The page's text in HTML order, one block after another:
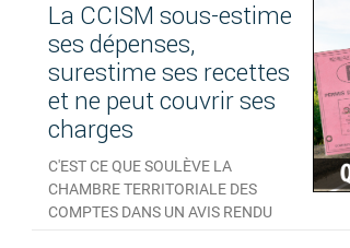
La CCISM sous-estime
ses dépenses,
surestime ses recettes
et ne peut couvrir ses
charges
C'EST CE QUE SOULÈVE LA
CHAMBRE TERRITORIALE DES
COMPTES DANS UN AVIS RENDU